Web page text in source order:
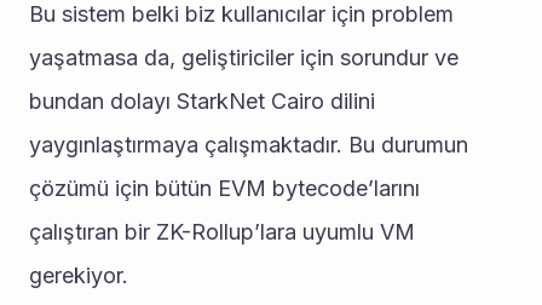
Bu sistem belki biz kullanıcılar için problem
yaşatmasa da, geliştiriciler için sorundur ve
bundan dolayı StarkNet Cairo dilini
yaygınlaştırmaya çalışmaktadır. Bu durumun
çözümü için bütün EVM bytecode’larını
çalıştıran bir ZK-Rollup’lara uyumlu VM
gerekiyor.